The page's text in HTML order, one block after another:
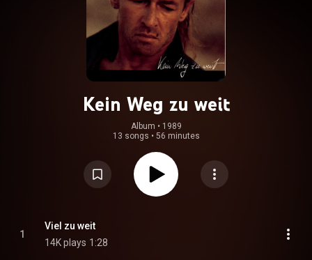
Kein Weg zu weit
Album • 1989
13 songs • 56 minutes
1
Viel zu weit
14K plays 1:28